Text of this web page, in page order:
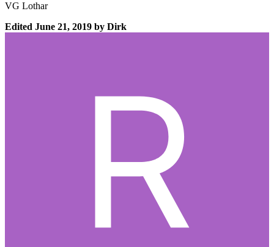
VG Lothar
Edited June 21, 2019 by Dirk